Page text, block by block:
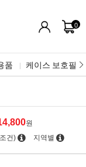
0
품 케이스 보호필름
원
건) 지역별